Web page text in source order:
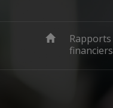
Rapports
financiers